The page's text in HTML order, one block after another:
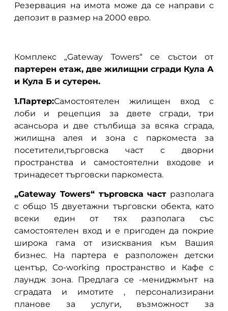
Резервация на имота може да се направи с
депозит в размер на 2000 евро.
Комплекс „Gateway Towers“ се състои от
партерен етаж, две жилищни сгради Кула А
и Кула Б и сутерен.
1.Партер:Самостоятелен жилищен вход с
лоби и рецепция за двете сгради, три
асансьора и две стълбища за всяка сграда,
жилищна алея и зона с паркоместа за
посетители,търговска част с дворни
пространства и самостоятелни входове и
тринадесет търговски паркоместа.
„Gateway Towers“ търговска част разполага
с общо 15 двуетажни търговски обекта, като
всеки един от тях разполага със
самостоятелен вход и е пригоден да покрие
широка гама от изисквания към Вашия
бизнес. На партера е разположен детски
център, Co-working пространство и Кафе с
лаундж зона. Предлага се -мениджмънт на
сградата и имотите , персонализирани
планове за услуги, възможност за